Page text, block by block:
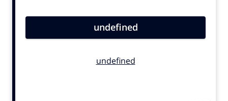
Carriere